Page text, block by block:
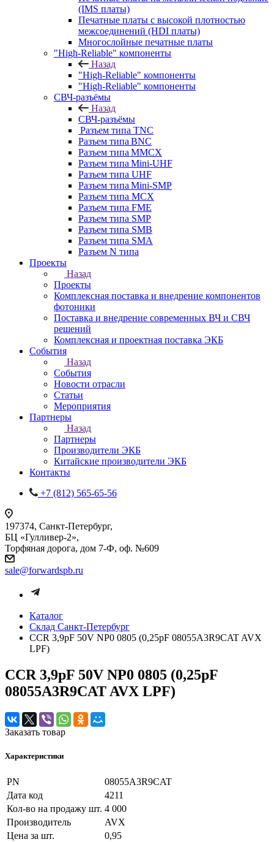
(IMS платы)
Печатные платы с высокой плотностью
межсоединений (HDI платы)
Многослойные печатные платы
"High-Reliable" компоненты
Назад
"High-Reliable" компоненты
"High-Reliable" компоненты
СВЧ-разъёмы
Назад
СВЧ-разъёмы
Разъем типа TNC
Разъем типа BNC
Разъем типа MMCX
Разъем типа Mini-UHF
Разъем типа UHF
Разъем типа Mini-SMP
Разъем типа MCX
Разъем типа FME
Разъем типа SMP
Разъем типа SMB
Разъем типа SMA
Разъем N типа
Проекты
Назад
Проекты
Комплексная поставка и внедрение компонентов
фотоники
Поставка и внедрение современных ВЧ и СВЧ
решений
Комплексная и проектная поставка ЭКБ
События
Назад
События
Новости отрасли
Статьи
Мероприятия
Партнеры
Назад
Партнеры
Производители ЭКБ
Китайские производители ЭКБ
Контакты
+7 (812) 565-65-56
197374, Санкт-Петербург,
БЦ «Гулливер-2»,
Торфяная дорога, дом 7-Ф, оф. №609
sale@forwardspb.ru
Каталог
Cклад Санкт-Петербург
CCR 3,9pF 50V NP0 0805 (0,25pF 08055A3R9CAT AVX
LPF)
CCR 3,9pF 50V NP0 0805 (0,25pF
08055A3R9CAT AVX LPF)
Заказать товар
Характеристики
PN
08055A3R9CAT
Дата код
4211
Кол-во на продажу шт. 4 000
Производитель
AVX
Цена за шт.
0,95